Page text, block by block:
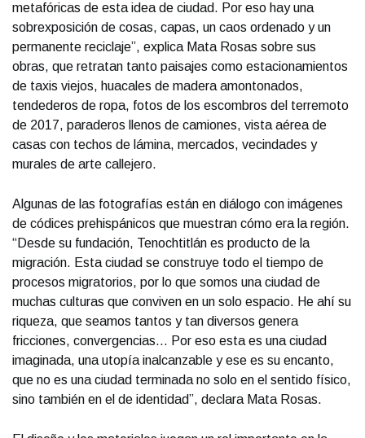
metafóricas de esta idea de ciudad. Por eso hay una
sobrexposición de cosas, capas, un caos ordenado y un
permanente reciclaje”, explica Mata Rosas sobre sus
obras, que retratan tanto paisajes como estacionamientos
de taxis viejos, huacales de madera amontonados,
tendederos de ropa, fotos de los escombros del terremoto
de 2017, paraderos llenos de camiones, vista aérea de
casas con techos de lámina, mercados, vecindades y
murales de arte callejero.
Algunas de las fotografías están en diálogo con imágenes
de códices prehispánicos que muestran cómo era la región.
“Desde su fundación, Tenochtitlán es producto de la
migración. Esta ciudad se construye todo el tiempo de
procesos migratorios, por lo que somos una ciudad de
muchas culturas que conviven en un solo espacio. He ahí su
riqueza, que seamos tantos y tan diversos genera
fricciones, convergencias… Por eso esta es una ciudad
imaginada, una utopía inalcanzable y ese es su encanto,
que no es una ciudad terminada no solo en el sentido físico,
sino también en el de identidad”, declara Mata Rosas.